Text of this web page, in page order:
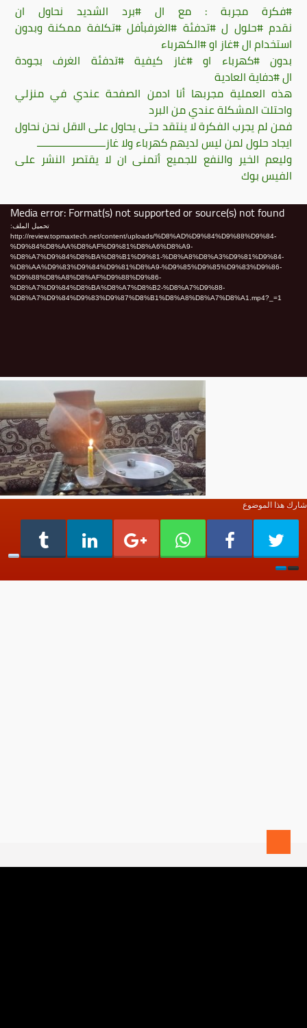
‫#‏فكرة‬ مجربة : مع ال ‫#‏برد‬ الشديد نحاول ان
نقدم ‫#‏حلول‬ ل ‫#‏تدفئة‬ ‫#‏الغرف‬بأفل ‫#‏تكلفة‬ ممكنة وبدون
استخدام ال ‫#‏غاز‬ او ‫#‏الكهرباء‬
بدون ‫#‏كهرباء‬ او #غاز كيفية #تدفئة الغرف بجودة
ال ‫#‏دفاية‬ العادية
هذه العملية مجربها أنا ادمن الصفحة عندي في منزلي
واحتلت المشكلة عندي من البرد
فمن لم يجرب الفكرة لا ينتقد حتى يحاول على الاقل نحن نحاول
ايجاد حلول لمن ليس لديهم كهرباء ولا غازـــــــــــــــــــــــــ
وليعم الخير والنفع للجميع أتمنى ان لا يقتصر النشر على
الفيس بوك
مشغلMedia error: Format(s) not supported or source(s) not found
تحميل الملف:
http://review.topmaxtech.net/content/uploads/%D8%AD%D9%84%D9%88%D9%84-
%D9%84%D8%AA%D8%AF%D9%81%D8%A6%D8%A9-
%D8%A7%D9%84%D8%BA%D8%B1%D9%81-%D8%A8%D8%A3%D9%81%D9%84-
%D8%AA%D9%83%D9%84%D9%81%D8%A9-%D9%85%D9%85%D9%83%D9%86-
%D9%88%D8%A8%D8%AF%D9%88%D9%86-
%D8%A7%D9%84%D8%BA%D8%A7%D8%B2-%D8%A7%D9%88-
%D8%A7%D9%84%D9%83%D9%87%D8%B1%D8%A8%D8%A7%D8%A1.mp4?_=1
شارك هذا الموضوع